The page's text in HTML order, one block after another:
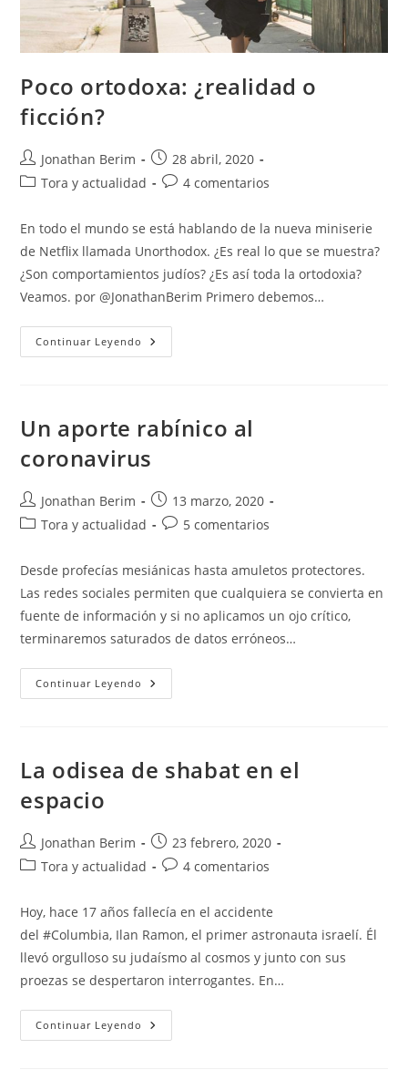
Poco ortodoxa: ¿realidad o
ficción?
Autor
de
Jonathan Berim
Entrada
publicada:
28 abril, 2020
Categoría
la
entrada:
Tora y actualidad
Comentarios
la
entrada:
4 comentarios
En todo el mundo se está hablando de la nueva miniserie
de Netflix llamada Unorthodox. ¿Es real lo que se muestra?
¿Son comportamientos judíos? ¿Es así toda la ortodoxia?
Veamos. por @JonathanBerim Primero debemos…
Continuar Leyendo Poco
Ortodoxa:
Un aporte rabínico al
coronavirus
Autor
de
Jonathan Berim
Entrada
publicada:
13 marzo, 2020
Categoría
la
entrada:
Tora y actualidad
Comentarios
la
entrada:
5 comentarios
Desde profecías mesiánicas hasta amuletos protectores.
Las redes sociales permiten que cualquiera se convierta en
fuente de información y si no aplicamos un ojo crítico,
terminaremos saturados de datos erróneos…
Continuar Leyendo Un
Aporte
La odisea de shabat en el
espacio
Autor
de
Jonathan Berim
Entrada
publicada:
23 febrero, 2020
Categoría
la
entrada:
Tora y actualidad
Comentarios
la
entrada:
4 comentarios
Hoy, hace 17 años fallecía en el accidente
del #Columbia, Ilan Ramon, el primer astronauta israelí. Él
llevó orgulloso su judaísmo al cosmos y junto con sus
proezas se despertaron interrogantes. En…
Continuar Leyendo La
Odisea